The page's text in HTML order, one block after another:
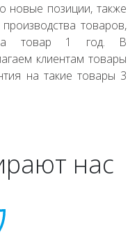
новые позиции, также
товаров,
на товар 1 год. В
клиентам товары
на такие товары 3
нас